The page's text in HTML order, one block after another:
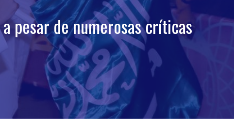
pesar de numerosas críticas